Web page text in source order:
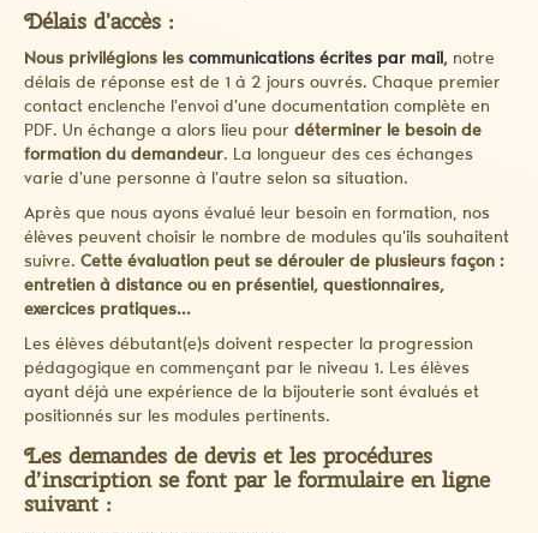
Délais d'accès :
Nous privilégions les communications écrites par mail, notre
délais de réponse est de 1 à 2 jours ouvrés. Chaque premier
contact enclenche l'envoi d'une documentation complète en
PDF. Un échange a alors lieu pour déterminer le besoin de
formation du demandeur. La longueur des ces échanges
varie d'une personne à l'autre selon sa situation.
Après que nous ayons évalué leur besoin en formation, nos
élèves peuvent choisir le nombre de modules qu'ils souhaitent
suivre. Cette évaluation peut se dérouler de plusieurs façon :
entretien à distance ou en présentiel, questionnaires,
exercices pratiques...
Les élèves débutant(e)s doivent respecter la progression
pédagogique en commençant par le niveau 1. Les élèves
ayant déjà une expérience de la bijouterie sont évalués et
positionnés sur les modules pertinents.
Les demandes de devis et les procédures
d’inscription se font par le formulaire en ligne
suivant :